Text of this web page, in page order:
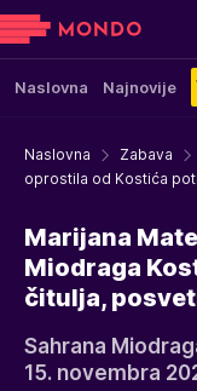
Naslovna Najnovije
Naslovna Zabava
oprostila od Kostića
Marijana
Miodraga
čitulja,
Sahrana
15. novembra